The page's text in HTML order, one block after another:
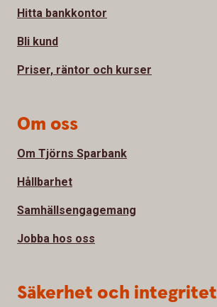
Hitta bankkontor
Bli kund
Priser, räntor och kurser
Om oss
Om Tjörns Sparbank
Hållbarhet
Samhällsengagemang
Jobba hos oss
Säkerhet och integritet